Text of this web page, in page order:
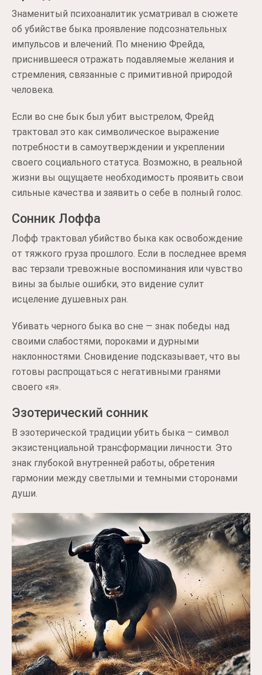
Знаменитый психоаналитик усматривал в сюжете
об убийстве быка проявление подсознательных
импульсов и влечений. По мнению Фрейда,
приснившееся отражать подавляемые желания и
стремления, связанные с примитивной природой
человека.
Если во сне бык был убит выстрелом, Фрейд
трактовал это как символическое выражение
потребности в самоутверждении и укреплении
своего социального статуса. Возможно, в реальной
жизни вы ощущаете необходимость проявить свои
сильные качества и заявить о себе в полный голос.
Сонник Лоффа
Лофф трактовал убийство быка как освобождение
от тяжкого груза прошлого. Если в последнее время
вас терзали тревожные воспоминания или чувство
вины за былые ошибки, это видение сулит
исцеление душевных ран.
Убивать черного быка во сне — знак победы над
своими слабостями, пороками и дурными
наклонностями. Сновидение подсказывает, что вы
готовы распрощаться с негативными гранями
своего «я».
Эзотерический сонник
В эзотерической традиции убить быка – символ
экзистенциальной трансформации личности. Это
знак глубокой внутренней работы, обретения
гармонии между светлыми и темными сторонами
души.